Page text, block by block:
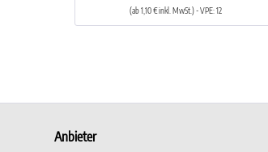
(ab 1,10 € inkl. MwSt.) - VPE: 12
Anbieter